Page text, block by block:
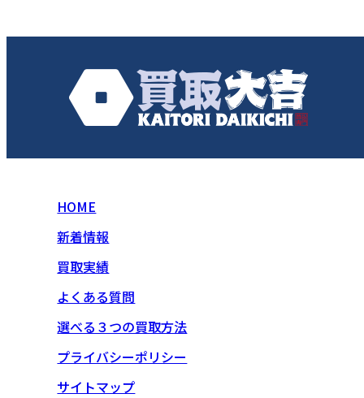
HOME
新着情報
買取実績
よくある質問
選べる３つの買取方法
プライバシーポリシー
サイトマップ